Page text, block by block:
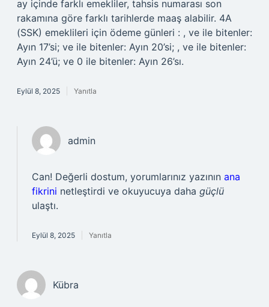
ay içinde farklı emekliler, tahsis numarası son
rakamına göre farklı tarihlerde maaş alabilir. 4A
(SSK) emeklileri için ödeme günleri : , ve ile bitenler:
Ayın 17’si; ve ile bitenler: Ayın 20’si; , ve ile bitenler:
Ayın 24’ü; ve 0 ile bitenler: Ayın 26’sı.
Eylül 8, 2025 Yanıtla
admin
Can! Değerli dostum, yorumlarınız yazının ana
fikrini netleştirdi ve okuyucuya daha güçlü
ulaştı.
Eylül 8, 2025 Yanıtla
Kübra